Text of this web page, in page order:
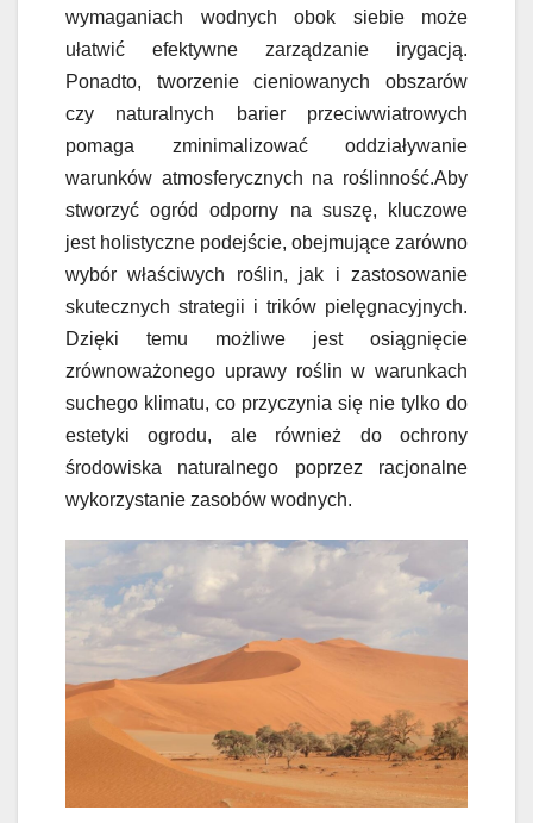
wymaganiach wodnych obok siebie może
ułatwić efektywne zarządzanie irygacją.
Ponadto, tworzenie cieniowanych obszarów
czy naturalnych barier przeciwwiatrowych
pomaga zminimalizować oddziaływanie
warunków atmosferycznych na roślinność.Aby
stworzyć ogród odporny na suszę, kluczowe
jest holistyczne podejście, obejmujące zarówno
wybór właściwych roślin, jak i zastosowanie
skutecznych strategii i trików pielęgnacyjnych.
Dzięki temu możliwe jest osiągnięcie
zrównoważonego uprawy roślin w warunkach
suchego klimatu, co przyczynia się nie tylko do
estetyki ogrodu, ale również do ochrony
środowiska naturalnego poprzez racjonalne
wykorzystanie zasobów wodnych.